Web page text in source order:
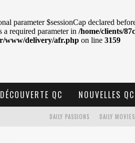
DÉCOUVERTE QC NOUVELLES QC
DAILY MOVIES
DAILY PASSIONS